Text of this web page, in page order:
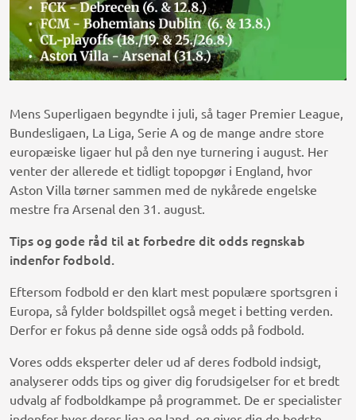
Mens Superligaen begyndte i juli, så tager Premier League,
Bundesligaen, La Liga, Serie A og de mange andre store
europæiske ligaer hul på den nye turnering i august. Her
venter der allerede et tidligt topopgør i England, hvor
Aston Villa tørner sammen med de nykårede engelske
mestre fra Arsenal den 31. august.
Tips og gode råd til at forbedre dit odds regnskab
indenfor fodbold.
Eftersom fodbold er den klart mest populære sportsgren i
Europa, så fylder boldspillet også meget i betting verden.
Derfor er fokus på denne side også odds på fodbold.
Vores odds eksperter deler ud af deres fodbold indsigt,
analyserer odds tips og giver dig forudsigelser for et bredt
udvalg af fodboldkampe på programmet. De er specialister